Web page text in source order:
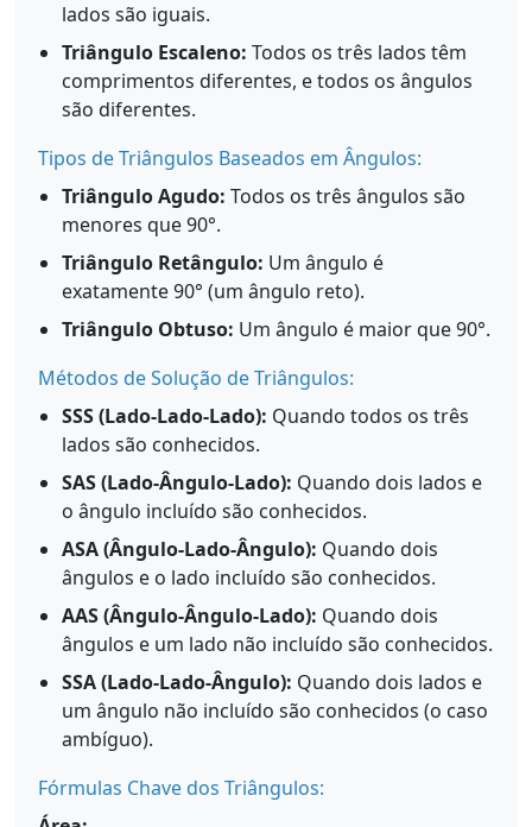
lados são iguais.
Triângulo Escaleno: Todos os três lados têm
comprimentos diferentes, e todos os ângulos
são diferentes.
Tipos de Triângulos Baseados em Ângulos:
Triângulo Agudo: Todos os três ângulos são
menores que 90°.
Triângulo Retângulo: Um ângulo é
exatamente 90° (um ângulo reto).
Triângulo Obtuso: Um ângulo é maior que 90°.
Métodos de Solução de Triângulos:
SSS (Lado-Lado-Lado): Quando todos os três
lados são conhecidos.
SAS (Lado-Ângulo-Lado): Quando dois lados e
o ângulo incluído são conhecidos.
ASA (Ângulo-Lado-Ângulo): Quando dois
ângulos e o lado incluído são conhecidos.
AAS (Ângulo-Ângulo-Lado): Quando dois
ângulos e um lado não incluído são conhecidos.
SSA (Lado-Lado-Ângulo): Quando dois lados e
um ângulo não incluído são conhecidos (o caso
ambíguo).
Fórmulas Chave dos Triângulos: